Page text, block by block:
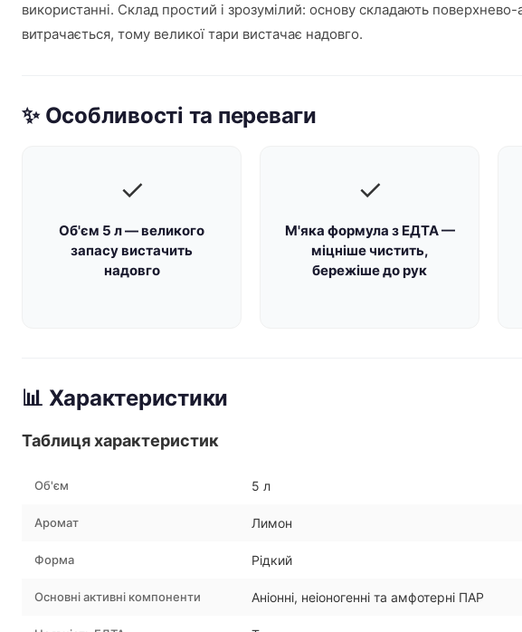
використанні. Склад простий і зрозумілий: основу складають
витрачається, тому великої тари вистачає надовго.
✨ Особливості та переваги
✓
Об'єм 5 л — великого
запасу вистачить
надовго
✓
М'яка формула з ЕДТА —
міцніше чистить,
бережіше до рук
📊 Характеристики
Таблиця характеристик
Об'єм 5 л
Аромат Лимон
Форма Рідкий
Основні активні компоненти Аніонні, неіоногенні та амфотерні ПАР